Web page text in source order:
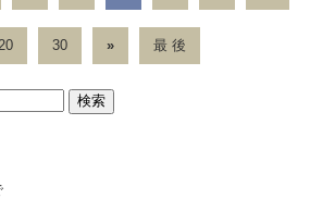
20 30 » 最 後